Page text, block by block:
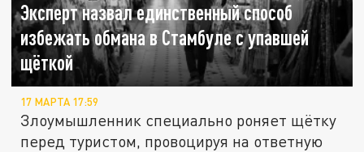
Эксперт назвал единственный способ
избежать обмана в Стамбуле с упавшей
щёткой
17 МАРТА 17:59
Злоумышленник специально роняет щётку
перед туристом, провоцируя на ответную